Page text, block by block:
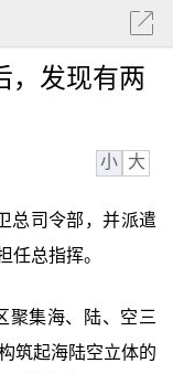
，发现有两
小 大
总司令部，并派遣
任总指挥。
聚集海、陆、空三
筑起海陆空立体的